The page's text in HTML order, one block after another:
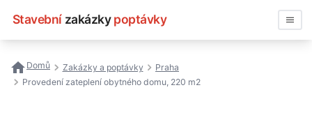
Stavební zakázky poptávky
Všechny zakázky
Domů Zakázky a poptávky
Praha
Provedení zateplení obytného domu, 220 m2